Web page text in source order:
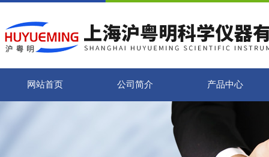
网站首页 公司简介 产品中心